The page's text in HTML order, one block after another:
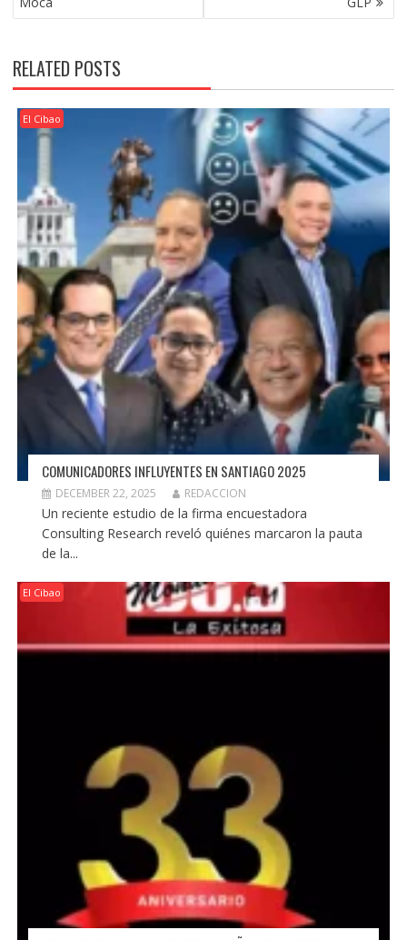
RELATED POSTS
El Cibao
COMUNICADORES INFLUYENTES EN SANTIAGO 2025
DECEMBER 22, 2025 REDACCION
Un reciente estudio de la firma encuestadora
Consulting Research reveló quiénes marcaron la pauta
de la...
El Cibao